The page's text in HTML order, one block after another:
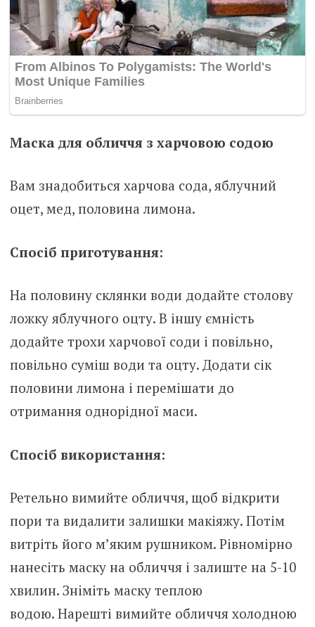
Маска для обличчя з харчовою содою
Вам знадобиться харчова сода, яблучний
оцет, мед, половина лимона.
Спосіб приготування:
На половину склянки води додайте столову
ложку яблучного оцту. В іншу ємність
додайте трохи харчової соди і повільно,
повільно суміш води та оцту. Додати сік
половини лимона і перемішати до
отримання однорідної маси.
Спосіб використання:
Ретельно вимийте обличчя, щоб відкрити
пори та видалити залишки макіяжу. Потім
витріть його м’яким рушником. Рівномірно
нанесіть маску на обличчя і залиште на 5-10
хвилин. Зніміть маску теплою
водою. Нарешті вимийте обличчя холодною